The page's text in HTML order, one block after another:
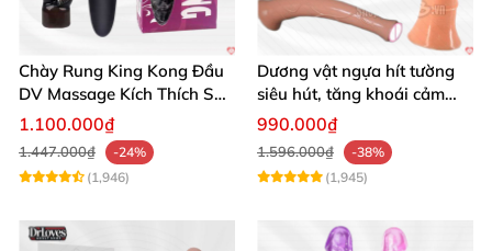
Chày Rung King Kong Đầu
DV Massage Kích Thích Sâu
Mạnh Mẽ
1.100.000₫
1.447.000₫
-24%
(1,946)
Dương vật ngựa hít tường
siêu hút, tăng khoái cảm
tận hưởng
990.000₫
1.596.000₫
-38%
(1,945)